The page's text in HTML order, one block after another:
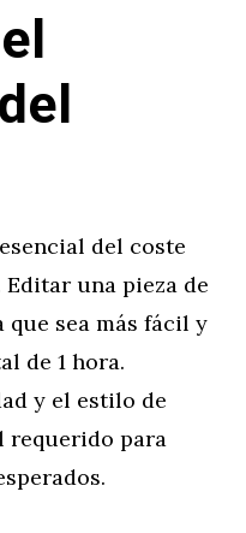
del coste
una pieza de
sea más fácil y
de 1 hora.
y el estilo de
requerido para